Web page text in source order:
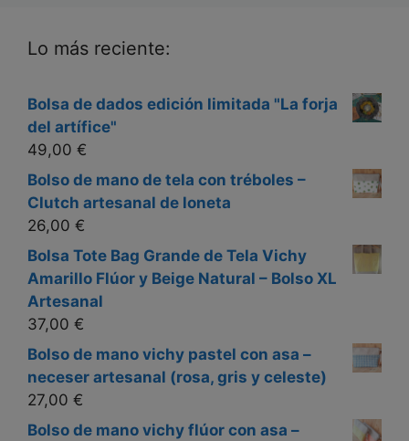
Lo más reciente:
Bolsa de dados edición limitada "La forja
del artífice"
49,00 €
Bolso de mano de tela con tréboles –
Clutch artesanal de loneta
26,00 €
Bolsa Tote Bag Grande de Tela Vichy
Amarillo Flúor y Beige Natural – Bolso XL
Artesanal
37,00 €
Bolso de mano vichy pastel con asa –
neceser artesanal (rosa, gris y celeste)
27,00 €
Bolso de mano vichy flúor con asa –